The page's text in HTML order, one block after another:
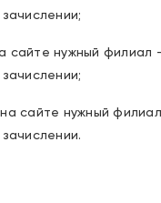
сайте нужный
сайте нужный